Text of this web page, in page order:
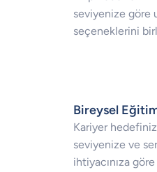
seviyenize göre
seçeneklerini
Bireysel Eğitim
Kariyer
seviyenize ve
ihtiyacınıza